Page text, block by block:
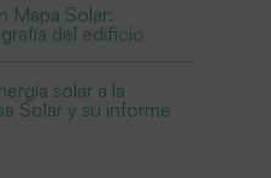
Mapa Solar:
del edificio
solar a la
Solar y su informe